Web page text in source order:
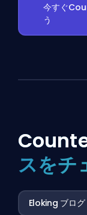
今すぐ
う
スをチ
Eloking ブログ